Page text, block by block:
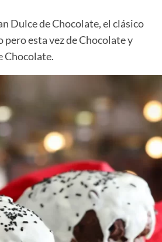
Dulce de Chocolate, el clásico
esta vez de Chocolate y
Chocolate.